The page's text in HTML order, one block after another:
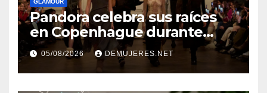
GLAMOUR
Pandora celebra sus raíces
en Copenhague durante
Copenhagen Fashion Week a
través de alianzas creativas
05/08/2026 DEMUJERES.NET